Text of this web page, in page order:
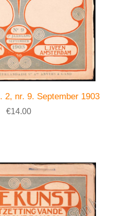
2, nr. 9. September 1903
€14.00